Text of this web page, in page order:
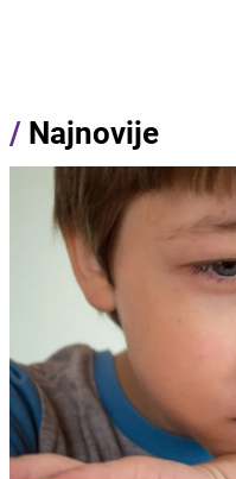
/ Najnovije